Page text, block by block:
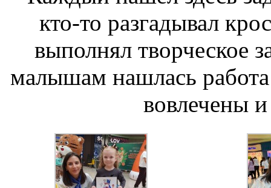
кто-то разгадывал
выполнял творческое
малышам нашлась
вовлечены